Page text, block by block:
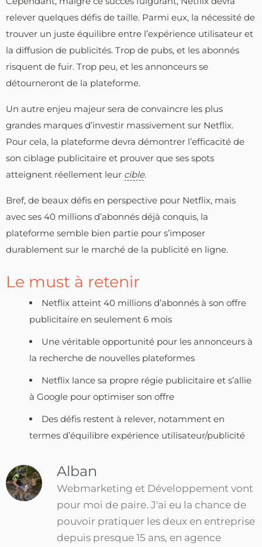
relever quelques défis de taille. Parmi eux, la nécessité de
trouver un juste équilibre entre l’expérience utilisateur et
la diffusion de publicités. Trop de pubs, et les abonnés
risquent de fuir. Trop peu, et les annonceurs se
détourneront de la plateforme.
Un autre enjeu majeur sera de convaincre les plus
grandes marques d’investir massivement sur Netflix.
Pour cela, la plateforme devra démontrer l’efficacité de
son ciblage publicitaire et prouver que ses spots
atteignent réellement leur cible.
Bref, de beaux défis en perspective pour Netflix, mais
avec ses 40 millions d’abonnés déjà conquis, la
plateforme semble bien partie pour s’imposer
durablement sur le marché de la publicité en ligne.
Le must à retenir
Netflix atteint 40 millions d’abonnés à son offre
publicitaire en seulement 6 mois
Une véritable opportunité pour les annonceurs à
la recherche de nouvelles plateformes
Netflix lance sa propre régie publicitaire et s’allie
à Google pour optimiser son offre
Des défis restent à relever, notamment en
termes d’équilibre expérience utilisateur/publicité
Alban
Webmarketing et Développement vont
pour moi de paire. J'ai eu la chance de
pouvoir pratiquer les deux en entreprise
depuis presque 15 ans, en agence